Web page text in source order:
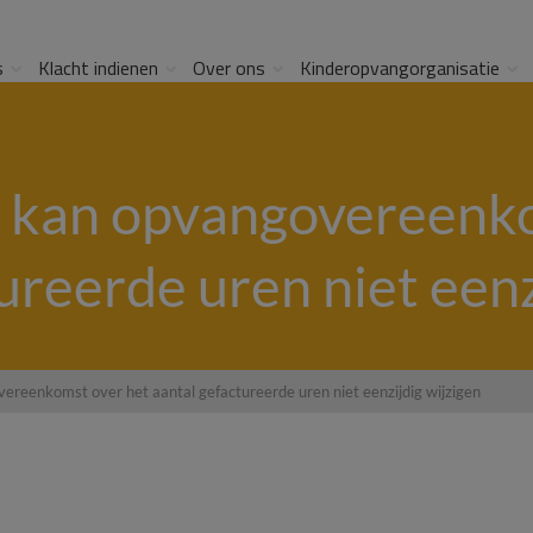
Klacht indienen Over ons Kinderopvangorganisatie
uren niet
over het aantal gefactureerde uren niet eenzijdig wijzigen